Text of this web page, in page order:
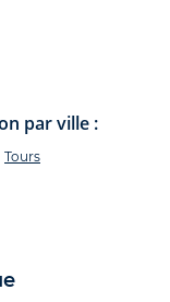
par ville :
Tours